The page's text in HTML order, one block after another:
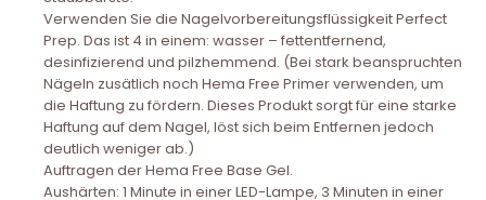
Verwenden Sie die Nagelvorbereitungsflüssigkeit Perfect
Prep. Das ist 4 in einem: wasser – fettentfernend,
desinfizierend und pilzhemmend. (Bei stark beanspruchten
Nägeln zusätlich noch Hema Free Primer verwenden, um
die Haftung zu fördern. Dieses Produkt sorgt für eine starke
Haftung auf dem Nagel, löst sich beim Entfernen jedoch
deutlich weniger ab.)
Auftragen der Hema Free Base Gel.
Aushärten: 1 Minute in einer LED-Lampe, 3 Minuten in einer